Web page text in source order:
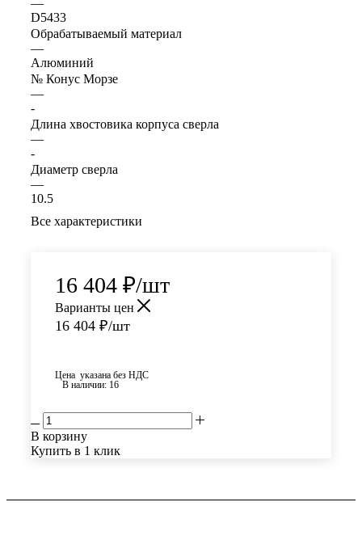
—
D5433
Обрабатываемый материал
—
Алюминий
№ Конус Морзе
—
-
Длина хвостовика корпуса сверла
—
-
Диаметр сверла
—
10.5
Все характеристики
16 404 ₽/шт
Варианты цен
16 404 ₽/шт
Цена указана без НДС
В наличии: 16
В корзину
Купить в 1 клик